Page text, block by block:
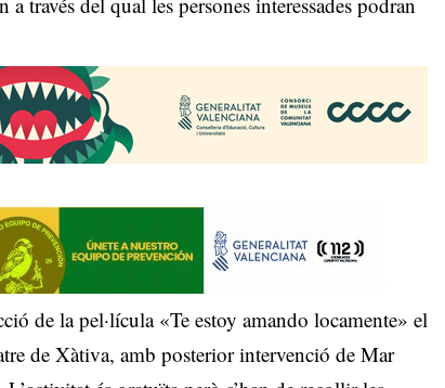
de la pel·lícula «Te estoy amando locamente» el
de Xàtiva, amb posterior intervenció de Mar